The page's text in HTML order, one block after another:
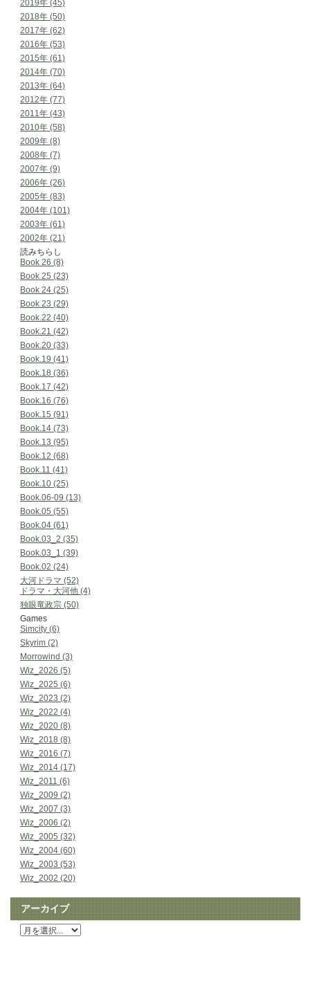
2019年 (45)
2018年 (50)
2017年 (62)
2016年 (53)
2015年 (61)
2014年 (70)
2013年 (64)
2012年 (77)
2011年 (43)
2010年 (58)
2009年 (8)
2008年 (7)
2007年 (9)
2006年 (26)
2005年 (83)
2004年 (101)
2003年 (61)
2002年 (21)
読みちらし
Book 26 (8)
Book 25 (23)
Book 24 (25)
Book 23 (29)
Book.22 (40)
Book.21 (42)
Book.20 (33)
Book.19 (41)
Book.18 (36)
Book.17 (42)
Book.16 (76)
Book.15 (91)
Book.14 (73)
Book.13 (95)
Book.12 (68)
Book.11 (41)
Book.10 (25)
Book.06-09 (13)
Book.05 (55)
Book.04 (61)
Book.03_2 (35)
Book.03_1 (39)
Book.02 (24)
大河ドラマ (52)
ドラマ・大河他 (4)
独眼竜政宗 (50)
Games
Simcity (6)
Skyrim (2)
Morrowind (3)
Wiz_2026 (5)
Wiz_2025 (6)
Wiz_2023 (2)
Wiz_2022 (4)
Wiz_2020 (8)
Wiz_2018 (8)
Wiz_2016 (7)
Wiz_2014 (17)
Wiz_2011 (6)
Wiz_2009 (2)
Wiz_2007 (3)
Wiz_2006 (2)
Wiz_2005 (32)
Wiz_2004 (60)
Wiz_2003 (53)
Wiz_2002 (20)
アーカイブ